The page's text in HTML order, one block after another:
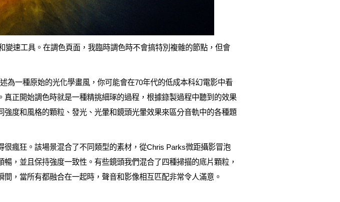
速工具。在調色頁面，我臨時調色時不會搞特別複雜的節點，但會
為一種原始的光化學畫風，你可能會在70年代的低成本科幻電影中看
正開始調色時就是一種精挑細琢的過程，根據錄製過程中聽到的效果
度和風格的顆粒、發光、光暈和鏡頭光暈效果來區分音軌中的各種題
瘋狂。該場景混合了不同類型的素材，從Chris Parks微距攝影冒泡
，並且保持強度一致性。有些鏡頭我們混合了四種掃描的底片顆粒，
，當所有都融合在一起時，聲音和影像相互匹配非常令人滿意。